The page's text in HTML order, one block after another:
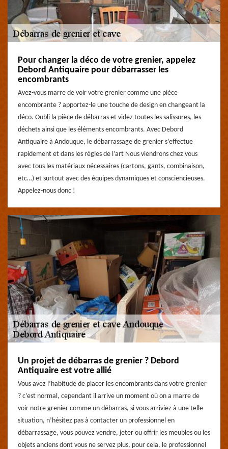
Pour changer la déco de votre grenier, appelez
Debord Antiquaire pour débarrasser les
encombrants
Avez-vous marre de voir votre grenier comme une pièce
encombrante ? apportez-le une touche de design en changeant la
déco. Oubli la pièce de débarras et videz toutes les salissures, les
déchets ainsi que les éléments encombrants. Avec Debord
Antiquaire à Andouque, le débarrassage de grenier s’effectue
rapidement et dans les règles de l’art Nous viendrons chez vous
avec tous les matériaux nécessaires (cartons, gants, combinaison,
etc…) et surtout avec des équipes dynamiques et consciencieuses.
Appelez-nous donc !
Un projet de débarras de grenier ? Debord
Antiquaire est votre allié
Vous avez l’habitude de placer les encombrants dans votre grenier
? c’est normal, cependant il arrive un moment où on a marre de
voir notre grenier comme un débarras, si vous arriviez à une telle
situation, n’hésitez pas à contacter un professionnel en
débarrassage, vous pouvez vendre, jeter ou offrir les meubles ou les
objets anciens dont vous ne servez plus, pour cela, le professionnel